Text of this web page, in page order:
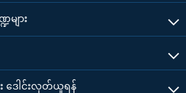
ျား
ဒေါင်းလုတ်ယူရန်